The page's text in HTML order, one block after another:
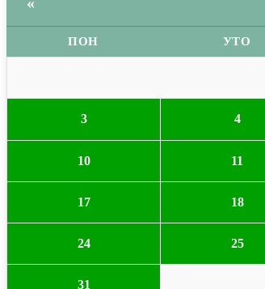
ПОН УТО
3 4
10 11
17 18
24 25
31